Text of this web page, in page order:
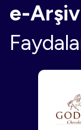
e-Arşiv